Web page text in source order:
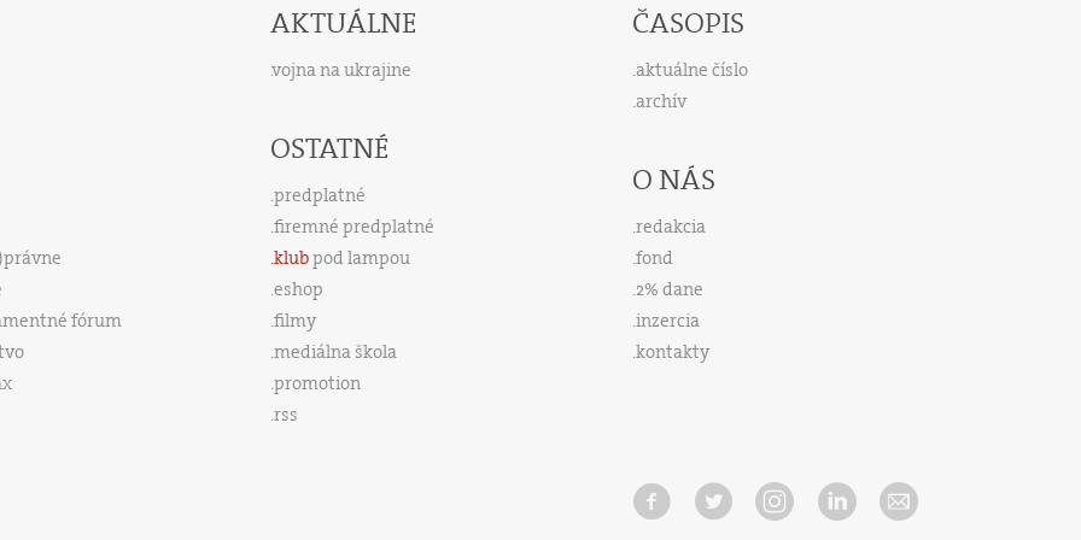
fórum
AKTUÁLNE
vojna na ukrajine
OSTATNÉ
predplatné
firemné predplatné
klubpod lampou
eshop
filmy
mediálna škola
promotion
rss
ČASOPIS
aktuálne číslo
archív
O NÁS
redakcia
fond
2% dane
inzercia
kontakty